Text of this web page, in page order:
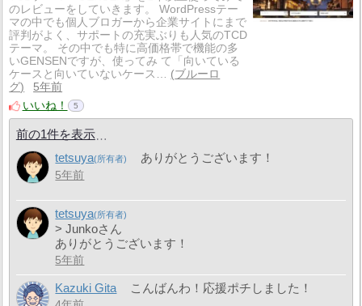
のレビューをしていきます。 WordPressテー
マの中でも個人ブロガーから企業サイトにまで
評判がよく、サポートの充実ぶりも人気のTCD
テーマ。 その中でも特に高価格帯で機能の多
いGENSENですが、使ってみ て「向いている
ケースと向いていないケース…
ブルーロ
グ
5年前
いいね！
5
前の1件を表示
tetsuya
ありがとうございます！
5年前
tetsuya
> Junkoさん
ありがとうございます！
5年前
Kazuki Gita こんばんわ！応援ポチしました！